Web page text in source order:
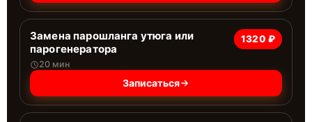
Замена парошланга утюга или
парогенератора
20 мин
1320 ₽
Записаться